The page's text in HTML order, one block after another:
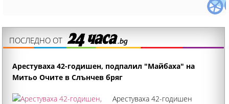
ПОСЛЕДНО ОТ
Арестуваха 42-годишен, подпалил "Майбаха" на
Митьо Очите в Слънчев бряг
Арестуваха 42-годишен